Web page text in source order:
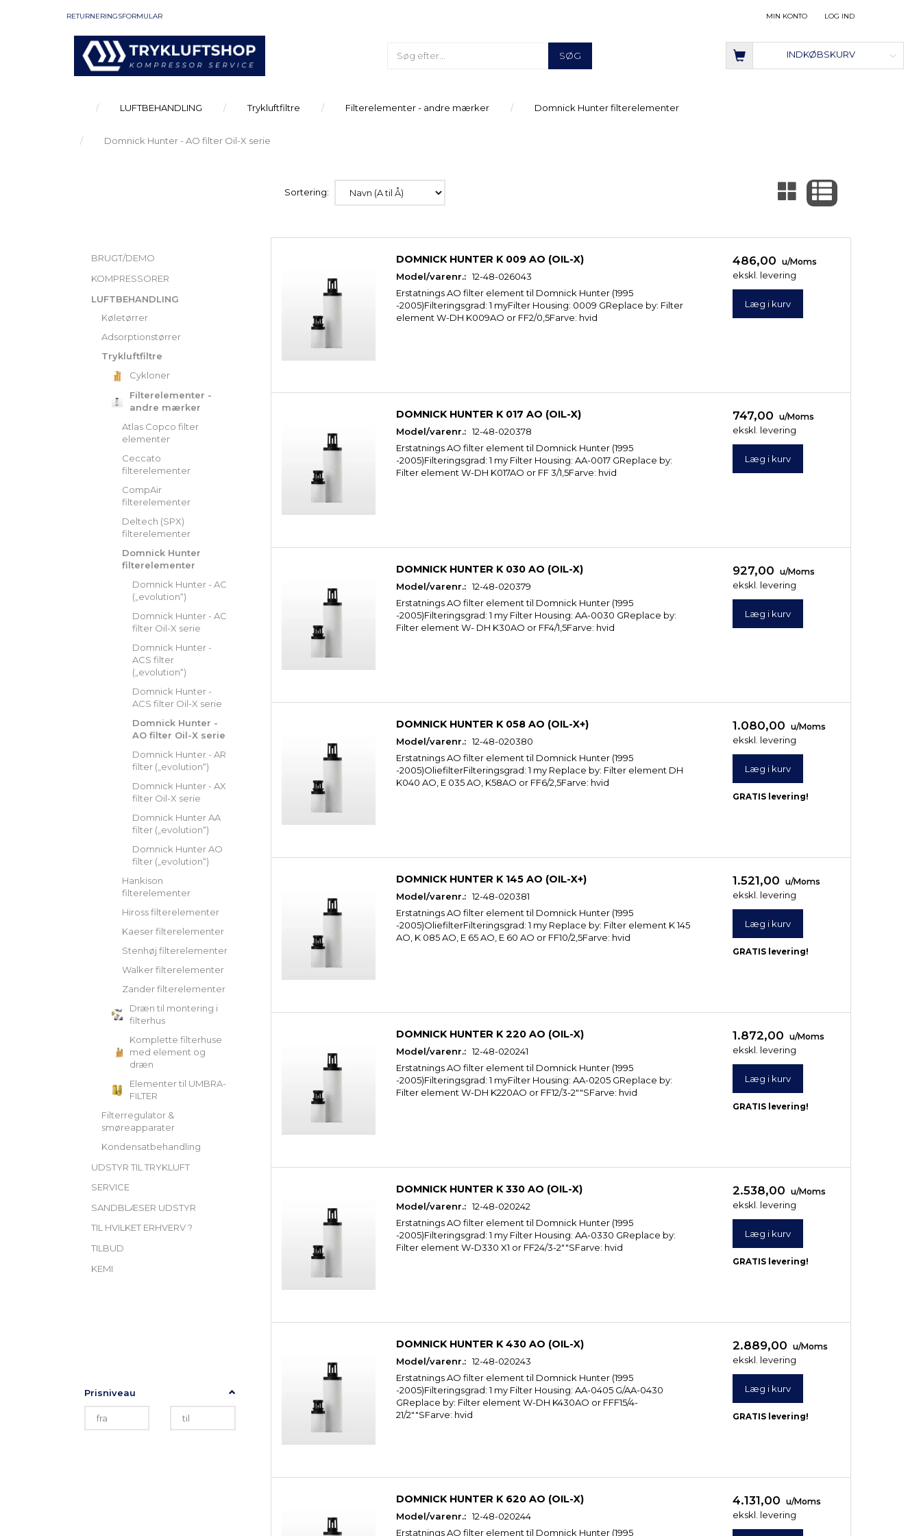
LOG IND
MIN KONTO
RETURNERINGSFORMULAR
SØG INDKØBSKURV
LUFTBEHANDLING Trykluftfiltre Filterelementer - andre mærker Domnick Hunter filterelementer
Domnick Hunter - AO filter Oil-X serie
BRUGT/DEMO
KOMPRESSORER
LUFTBEHANDLING
Køletørrer
Adsorptionstørrer
Trykluftfiltre
Cykloner
Filterelementer -
andre mærker
Atlas Copco filter
elementer
Ceccato
filterelementer
CompAir
filterelementer
Deltech (SPX)
filterelementer
Domnick Hunter
filterelementer
Domnick Hunter - AC
(„evolution“)
Domnick Hunter - AC
filter Oil-X serie
Domnick Hunter -
ACS filter
(„evolution“)
Domnick Hunter -
ACS filter Oil-X serie
Domnick Hunter -
AO filter Oil-X serie
Domnick Hunter - AR
filter („evolution“)
Domnick Hunter - AX
filter Oil-X serie
Domnick Hunter AA
filter („evolution“)
Domnick Hunter AO
filter („evolution“)
Hankison
filterelementer
Hiross filterelementer
Kaeser filterelementer
Stenhøj filterelementer
Walker filterelementer
Zander filterelementer
Dræn til montering i
filterhus
Komplette filterhuse
med element og
dræn
Elementer til UMBRA-
FILTER
Filterregulator &
smøreapparater
Kondensatbehandling
UDSTYR TIL TRYKLUFT
SERVICE
SANDBLÆSER UDSTYR
TIL HVILKET ERHVERV ?
TILBUD
KEMI
Prisniveau
Sortering:
DOMNICK HUNTER K 009 AO (OIL-X)
Model/varenr.: 12-48-026043
Erstatnings AO filter element til Domnick Hunter (1995
-2005)Filteringsgrad: 1 myFilter Housing: 0009 GReplace by: Filter
element W-DH K009AO or FF2/0,5Farve: hvid
486,00 u/Moms
ekskl. levering
Læg i kurv
DOMNICK HUNTER K 017 AO (OIL-X)
Model/varenr.: 12-48-020378
Erstatnings AO filter element til Domnick Hunter (1995
-2005)Filteringsgrad: 1 my Filter Housing: AA-0017 GReplace by:
Filter element W-DH K017AO or FF 3/1,5Farve: hvid
747,00 u/Moms
ekskl. levering
Læg i kurv
DOMNICK HUNTER K 030 AO (OIL-X)
Model/varenr.: 12-48-020379
Erstatnings AO filter element til Domnick Hunter (1995
-2005)Filteringsgrad: 1 my Filter Housing: AA-0030 GReplace by:
Filter element W- DH K30AO or FF4/1,5Farve: hvid
927,00 u/Moms
ekskl. levering
Læg i kurv
DOMNICK HUNTER K 058 AO (OIL-X+)
Model/varenr.: 12-48-020380
Erstatnings AO filter element til Domnick Hunter (1995
-2005)OliefilterFilteringsgrad: 1 my Replace by: Filter element DH
K040 AO, E 035 AO, K58AO or FF6/2,5Farve: hvid
1.080,00 u/Moms
ekskl. levering
Læg i kurv
GRATIS levering!
DOMNICK HUNTER K 145 AO (OIL-X+)
Model/varenr.: 12-48-020381
Erstatnings AO filter element til Domnick Hunter (1995
-2005)OliefilterFilteringsgrad: 1 my Replace by: Filter element K 145
AO, K 085 AO, E 65 AO, E 60 AO or FF10/2,5Farve: hvid
1.521,00 u/Moms
ekskl. levering
Læg i kurv
GRATIS levering!
DOMNICK HUNTER K 220 AO (OIL-X)
Model/varenr.: 12-48-020241
Erstatnings AO filter element til Domnick Hunter (1995
-2005)Filteringsgrad: 1 myFilter Housing: AA-0205 GReplace by:
Filter element W-DH K220AO or FF12/3-2""SFarve: hvid
1.872,00 u/Moms
ekskl. levering
Læg i kurv
GRATIS levering!
DOMNICK HUNTER K 330 AO (OIL-X)
Model/varenr.: 12-48-020242
Erstatnings AO filter element til Domnick Hunter (1995
-2005)Filteringsgrad: 1 my Filter Housing: AA-0330 GReplace by:
Filter element W-D330 X1 or FF24/3-2""SFarve: hvid
2.538,00 u/Moms
ekskl. levering
Læg i kurv
GRATIS levering!
DOMNICK HUNTER K 430 AO (OIL-X)
Model/varenr.: 12-48-020243
Erstatnings AO filter element til Domnick Hunter (1995
-2005)Filteringsgrad: 1 my Filter Housing: AA-0405 G/AA-0430
GReplace by: Filter element W-DH K430AO or FFF15/4-
21/2""SFarve: hvid
2.889,00 u/Moms
ekskl. levering
Læg i kurv
GRATIS levering!
DOMNICK HUNTER K 620 AO (OIL-X)
Model/varenr.: 12-48-020244
Erstatnings AO filter element til Domnick Hunter (1995
4.131,00 u/Moms
ekskl. levering